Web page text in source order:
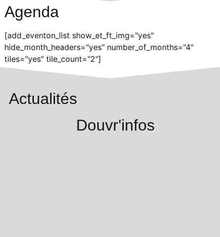
Agenda
[add_eventon_list show_et_ft_img="yes"
hide_month_headers="yes" number_of_months="4"
tiles="yes" tile_count="2"]
Actualités
Douvr'infos